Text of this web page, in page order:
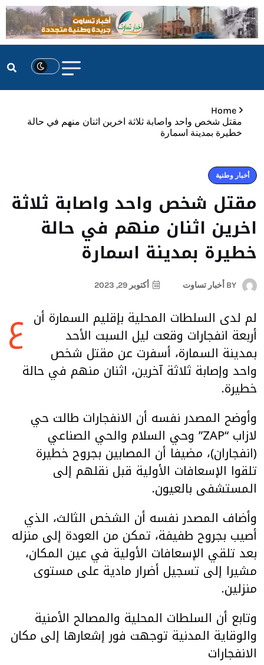
Home
مقتل شخص واحد واصابة ثلاثة اخرين اثنان منهم في حالة
خطيرة بمدينة اسمارة
أخبار وطنية
مقتل شخص واحد واصابة ثلاثة
اخرين اثنان منهم في حالة
خطيرة بمدينة اسمارة
BY أخبار تساوت أكتوبر 29, 2023
ع لم لدى السلطات المحلية بإقليم السمارة أن
أربعة انفجارات وقعت ليل السبت الأحد
بمدينة السمارة، أسفرت عن مقتل شخص
واحد وإصابة ثلاثة آخرين، اثنان منهم في حالة
خطيرة.
وأوضح المصدر نفسه أن الانفجارات طالت حي
لازاب “ZAP” وحي السلام والحي الصناعي
(انفجاران)، مضيفا أن المصابين بجروح خطيرة
تلقوا الإسعافات الأولية قبل نقلهم إلى
المستشفى بالعيون.
وأضاف المصدر نفسه أن الشخص الثالث، الذي
أصيب بجروح طفيفة، تمكن من العودة إلى منزله
بعد تلقي الإسعافات الأولية في عين المكان،
مشيرا إلى تسجيل أضرار مادية على مستوى
منزلين.
وتابع أن السلطات المحلية والمصالح الأمنية
والوقاية المدنية توجهت فور إشعارها إلى مكان
الانفجارات